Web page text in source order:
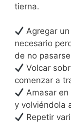
tierna.
Agregar
necesario
de no
Volcar
comenzar a
Amasar
y volviéndola
Repetir